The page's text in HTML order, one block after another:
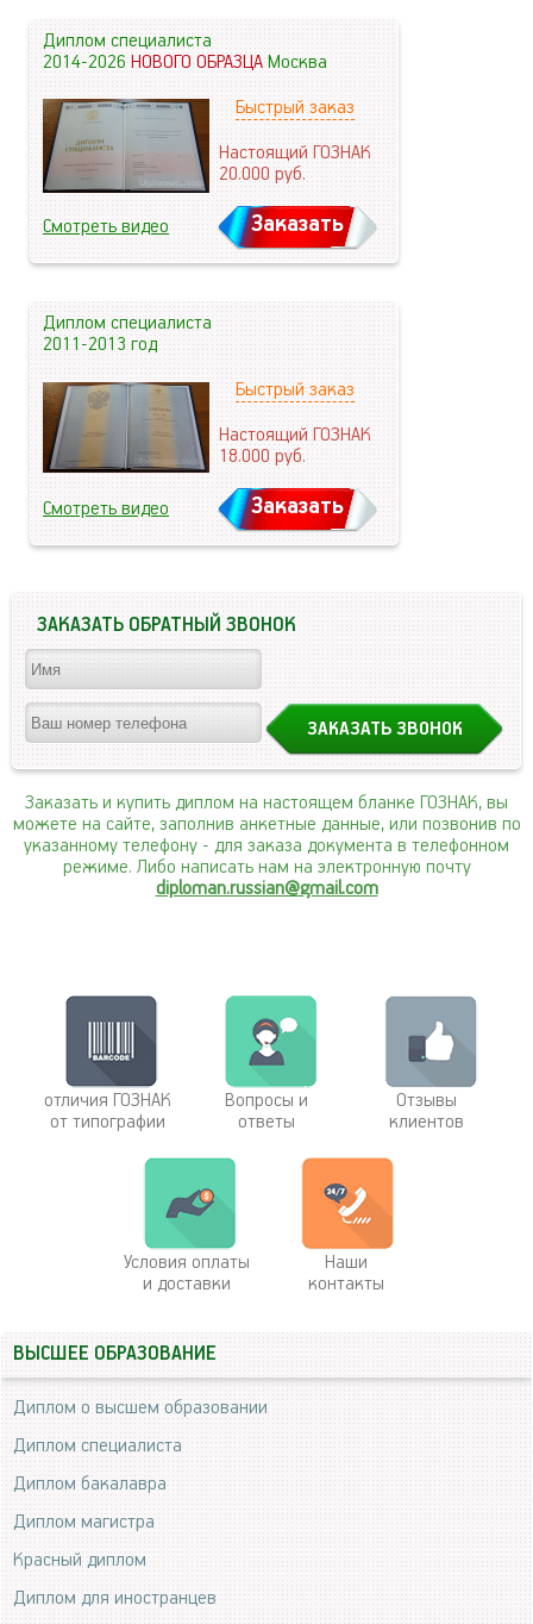
Диплом специалиста
2014-2026НОВОГО ОБРАЗЦАМосква
Быстрый заказ
Настоящий ГОЗНАК
20.000руб.
Смотреть видео Заказать
Диплом специалиста
2011-2013 год
Быстрый заказ
Настоящий ГОЗНАК
18.000руб.
Смотреть видео Заказать
ЗАКАЗАТЬ ОБРАТНЫЙ ЗВОНОК
Заказать и купить диплом на настоящем бланке ГОЗНАК, вы
можете на сайте, заполнив анкетные данные, или позвонив по
указанному телефону - для заказа документа в телефонном
режиме. Либо написать нам на электронную почту
diploman.russian@gmail.com
отличия ГОЗНАК
от типографии
Вопросы и
ответы
Отзывы
клиентов
Условия оплаты
и доставки
Наши
контакты
ВЫСШЕЕ ОБРАЗОВАНИЕ
Диплом о высшем образовании
Диплом специалиста
Диплом бакалавра
Диплом магистра
Красный диплом
Диплом для иностранцев